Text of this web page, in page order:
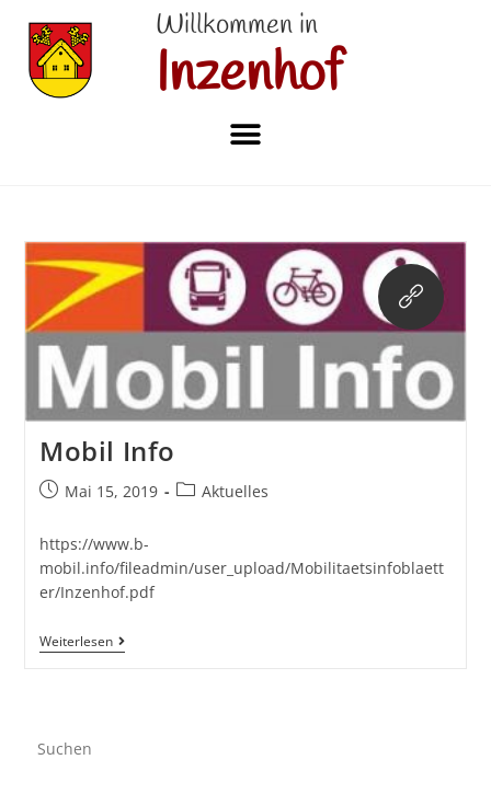
Willkommen in
Inzenhof
Mobil Info
Mai 15, 2019 Aktuelles
https://www.b-
mobil.info/fileadmin/user_upload/Mobilitaetsinfoblaett
er/Inzenhof.pdf
Weiterlesen